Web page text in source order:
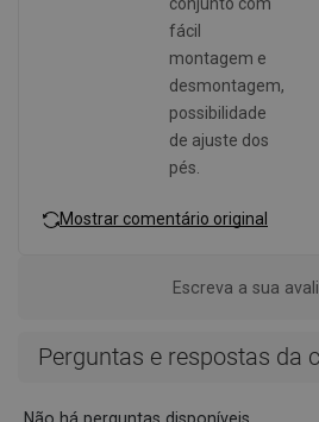
conjunto com
fácil
montagem e
desmontagem,
possibilidade
de ajuste dos
pés.
Mostrar comentário original
Escreva a sua
Perguntas e respostas da